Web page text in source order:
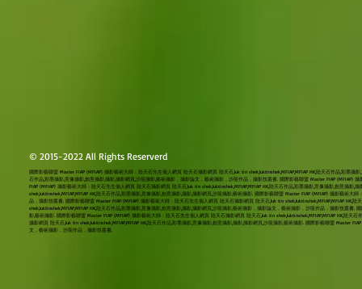
© 2015-2022 All Rights Reserverd
國際影藝聯盟 Master FIAP (MFIAP) 攝影藝術大師：陸天石先生個人網頁 陸天石攝影網頁 陸天石,luk tin shek,luktinshek,MFIAP,MFIAP HK,陸天石作品,彩墨
石作品,彩墨攝影,意像攝影,創意攝影,攝影,攝影網頁,沙龍攝影,藝術攝影，攝影論文，藝術攝影，沙龍作品，攝影技叢書. 國際影藝聯盟 Master FIAP (MFIAP)
FIAP (MFIAP) 攝影藝術大師：陸天石先生個人網頁 陸天石攝影網頁 陸天石,luk tin shek,luktinshek,MFIAP,MFIAP HK,陸天石作品,彩墨攝影,意像攝影,創意攝
shek,luktinshek,MFIAP,MFIAP HK,陸天石作品,彩墨攝影,意像攝影,創意攝影,攝影,攝影網頁,沙龍攝影,藝術攝影. 國際影藝聯盟 Master FIAP (MFIAP) 攝影藝術
品，攝影技叢書. 國際影藝聯盟 Master FIAP (MFIAP) 攝影藝術大師：陸天石先生個人網頁 陸天石攝影網頁 陸天石,luk tin shek,luktinshek,MFIAP,MFIAP
shek,luktinshek,MFIAP,MFIAP HK,陸天石作品,彩墨攝影,意像攝影,創意攝影,攝影,攝影網頁,沙龍攝影,藝術攝影，攝影論文，藝術攝影，沙龍作品，攝影技叢
影,藝術攝影. 國際影藝聯盟 Master FIAP (MFIAP) 攝影藝術大師：陸天石先生個人網頁 陸天石攝影網頁 陸天石,luk tin shek,luktinshek,MFIAP,MFIAP HK,陸
攝影網頁 陸天石,luk tin shek,luktinshek,MFIAP,MFIAP HK,陸天石作品,彩墨攝影,意像攝影,創意攝影,攝影,攝影網頁,沙龍攝影,藝術攝影. 國際影藝聯盟 Master
文，藝術攝影，沙龍作品，攝影技叢書.